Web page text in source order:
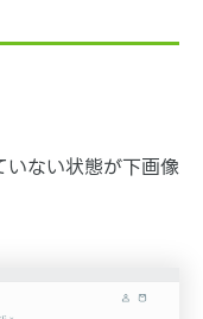
いない状態が下画像